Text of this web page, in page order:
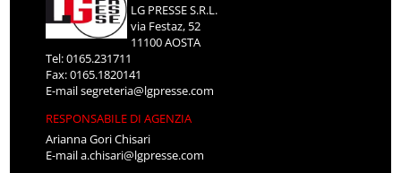
LG PRESSE S.R.L.
via Festaz, 52
11100 AOSTA
Tel: 0165.231711
Fax: 0165.1820141
E-mailsegreteria@lgpresse.com
RESPONSABILE DI AGENZIA
Arianna Gori Chisari
E-maila.chisari@lgpresse.com